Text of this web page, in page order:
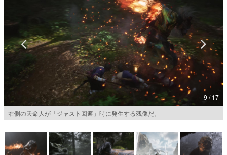
ゲームが変えた日本語
「経験値」「裏技」「ラスボス」… ゲームにまつわる言葉
の起源や用法の変遷を、コンピューター文化史研究家・タ
イニーP氏が徹底調査。
カテゴリ
特集記事
女性向け
アプリレビュー
9 / 17
右側の天命人が「ジャスト回避」時に発生する残像だ。